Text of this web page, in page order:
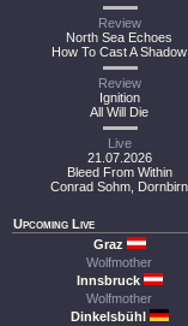
Review
North Sea Echoes
How To Cast A Shadow
Review
Ignition
All Will Die
Live
21.07.2026
Bleed From Within
Conrad Sohm, Dornbirn
Upcoming Live
Graz
Wolfmother
Innsbruck
Wolfmother
Dinkelsbühl